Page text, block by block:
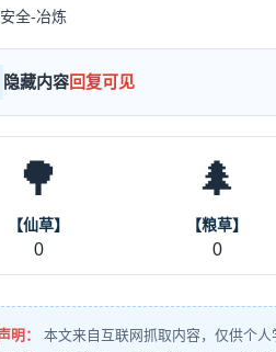
全-冶炼
隐藏内容回复可见
🌳
【仙草】
0
🌲
【粮草】
0
明：
本文来自互联网抓取内容，仅供个